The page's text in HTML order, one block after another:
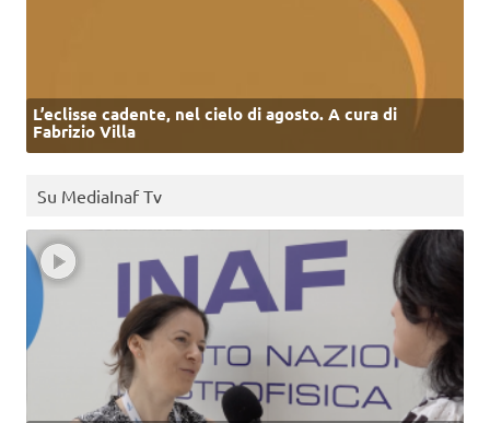
L’eclisse cadente, nel cielo di agosto. A cura di
Fabrizio Villa
Su MediaInaf Tv